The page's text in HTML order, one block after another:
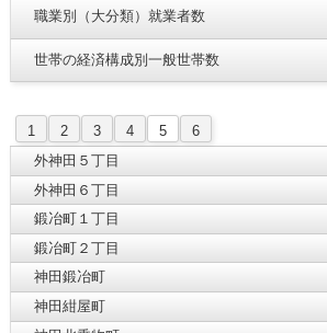
職業別（大分類）就業者数
世帯の経済構成別一般世帯数
1 2 3 4 5
6
外神田５丁目
外神田６丁目
鍛冶町１丁目
鍛冶町２丁目
神田鍛冶町
神田紺屋町